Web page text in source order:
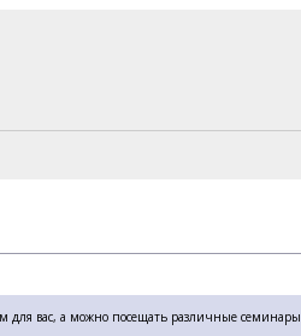
для вас, а можно посещать различные семинары